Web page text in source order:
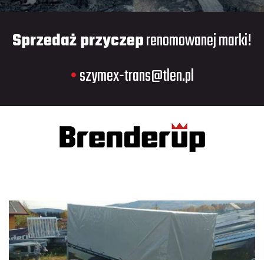
Sprzedaż przyczeprenomowanej marki!
•szymex-trans@tlen.pl